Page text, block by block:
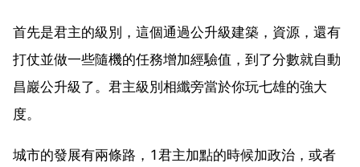
首先是君主的級別，這個通過公升級建築，資源，還有
打仗並做一些隨機的任務增加經驗值，到了分數就自動
昌巖公升級了。君主級別相纖旁當於你玩七雄的強大
度。
城市的發展有兩條路，1君主加點的時候加政治，或者